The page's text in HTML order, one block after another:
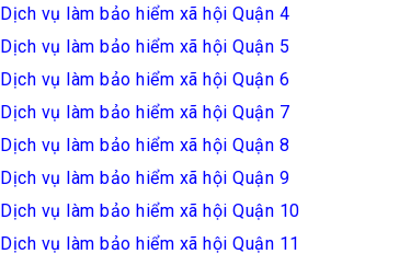
Dịch vụ làm bảo hiểm xã hội Quận 4
Dịch vụ làm bảo hiểm xã hội Quận 5
Dịch vụ làm bảo hiểm xã hội Quận 6
Dịch vụ làm bảo hiểm xã hội Quận 7
Dịch vụ làm bảo hiểm xã hội Quận 8
Dịch vụ làm bảo hiểm xã hội Quận 9
Dịch vụ làm bảo hiểm xã hội Quận 10
Dịch vụ làm bảo hiểm xã hội Quận 11